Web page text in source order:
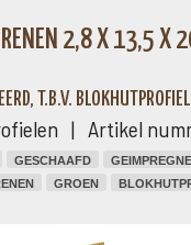
2,8 X 13,5 X
T.B.V. BLOKHUTPROFIEL
| Artikel
GESCHAAFD
GROEN